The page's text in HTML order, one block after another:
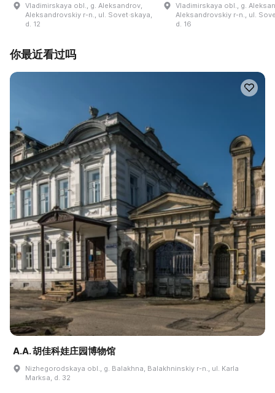
Vladimirskaya obl., g. Aleksandrov,
Aleksandrovskiy r-n., ul. Sovet·skaya,
d. 12
Vladimirskaya obl., g.
Aleksandrovskiy r-n., ul.
d. 16
你最近看过吗
A.A. 胡佳科娃庄园博物馆
Nizhegorodskaya obl., g. Balakhna, Balakhninskiy r-n., ul. Karla
Marksa, d. 32